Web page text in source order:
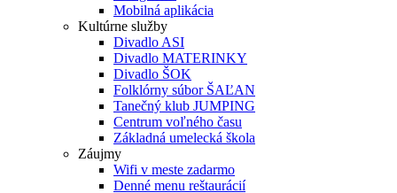
Mobilná aplikácia
Kultúrne služby
Divadlo ASI
Divadlo MATERINKY
Divadlo ŠOK
Folklórny súbor ŠAĽAN
Tanečný klub JUMPING
Centrum voľného času
Základná umelecká škola
Záujmy
Wifi v meste zadarmo
Denné menu reštaurácií